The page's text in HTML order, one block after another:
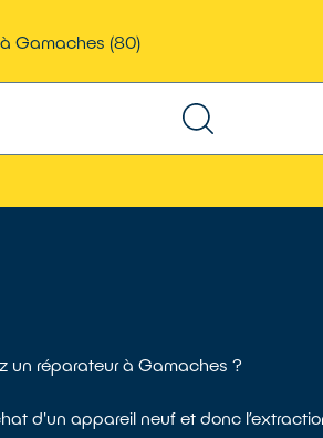
Gamaches (80)
un réparateur à Gamaches ?
d'un appareil neuf et donc